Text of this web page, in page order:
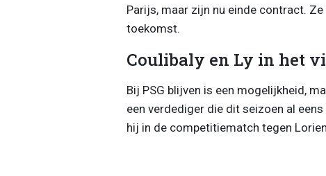
Parijs, maar zijn nu einde contract.
toekomst.
Coulibaly en Ly in het
Bij PSG blijven is een mogelijkheid,
een verdediger die dit seizoen al
hij in de competitiematch tegen